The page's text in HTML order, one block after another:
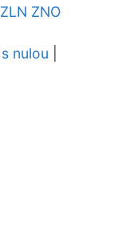
ZLN ZNO
s nulou